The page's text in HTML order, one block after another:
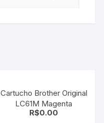
Cartucho Brother Original
LC61M Magenta
R$0.00